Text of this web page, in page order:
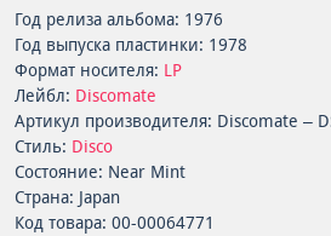
Год релиза альбома: 1976
Год выпуска пластинки: 1978
Формат носителя: LP
Лейбл: Discomate
Артикул производителя: Discomate –
Стиль: Disco
Состояние: Near Mint
Страна: Japan
Код товара: 00-00064771